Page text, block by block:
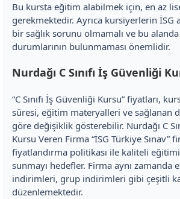
Bu kursta eğitim alabilmek için, en az
gerekmektedir. Ayrıca kursiyerlerin İSG
bir sağlık sorunu olmamalı ve bu
durumlarının bulunmaması önemlidir.
Nurdağı C Sınıfı İş Güvenliği
“C Sınıfı İş Güvenliği Kursu” fiyatları,
süresi, eğitim materyalleri ve sağlanan
göre değişiklik gösterebilir. Nurdağı C
Kursu Veren Firma “İSG Türkiye Sınav”
fiyatlandırma politikası ile kaliteli
sunmayı hedefler. Firma aynı zamanda
indirimleri, grup indirimleri gibi çeşitli
düzenlemektedir.